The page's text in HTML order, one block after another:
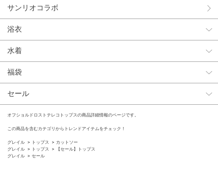
サンリオコラボ
浴衣
水着
福袋
セール
オフショルドロストテレコトップスの商品詳細情報のページです。
この商品を含むカテゴリからトレンドアイテムをチェック！
グレイル トップス
カットソー
グレイル
トップス
【セール】トップス
グレイル
セール